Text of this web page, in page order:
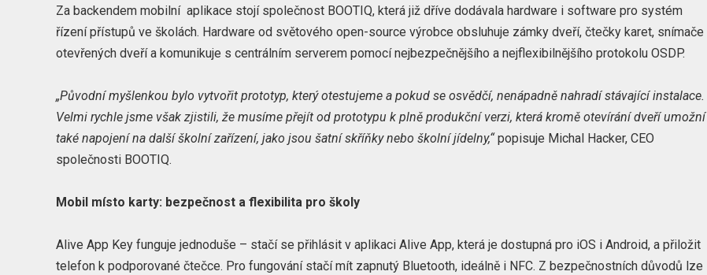
Za backendem mobilní aplikace stojí společnost BOOTIQ, která již dříve dodávala hardware i software pro systém
řízení přístupů ve školách. Hardware od světového open-source výrobce obsluhuje zámky dveří, čtečky karet, snímače
otevřených dveří a komunikuje s centrálním serverem pomocí nejbezpečnějšího a nejflexibilnějšího protokolu OSDP.
„Původní myšlenkou bylo vytvořit prototyp, který otestujeme a pokud se osvědčí, nenápadně nahradí stávající instalace.
Velmi rychle jsme však zjistili, že musíme přejít od prototypu k plně produkční verzi, která kromě otevírání dveří umožní
také napojení na další školní zařízení, jako jsou šatní skříňky nebo školní jídelny,“popisuje Michal Hacker, CEO
společnosti BOOTIQ.
Mobil místo karty: bezpečnost a flexibilita pro školy
Alive App Key funguje jednoduše – stačí se přihlásit v aplikaci Alive App, která je dostupná pro iOS i Android, a přiložit
telefon k podporované čtečce. Pro fungování stačí mít zapnutý Bluetooth, ideálně i NFC. Z bezpečnostních důvodů lze